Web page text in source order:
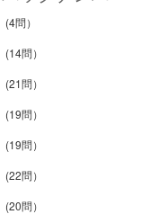
(4問）
(14問）
(21問）
(19問）
(19問）
(22問）
(20問）